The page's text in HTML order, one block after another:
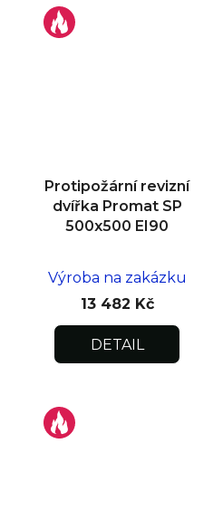
Protipožární revizní
dvířka Promat SP
500x500 EI90
Výroba na zakázku
13 482 Kč
DETAIL